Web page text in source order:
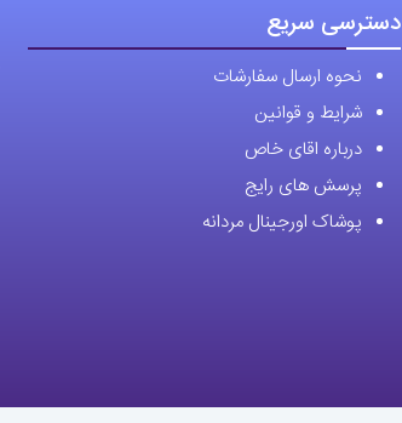
دسترسی سریع
نحوه ارسال سفارشات
شرایط و قوانین
درباره اقای خاص
پرسش های رایج
پوشاک اورجینال مردانه